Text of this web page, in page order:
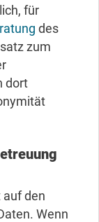
für
des
zum
dort
auf den
Wenn